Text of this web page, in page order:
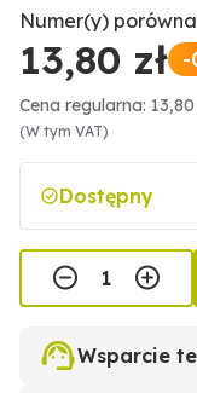
Numer(y)
13,80 zł -
Cena regularna: 13,80
(W tym VAT)
Dostępny
Wsparcie